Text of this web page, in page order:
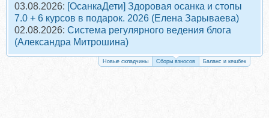
03.08.2026: [ОсанкаДети] Здоровая осанка и стопы
7.0 + 6 курсов в подарок. 2026 (Елена Зарываева)
02.08.2026: Система регулярного ведения блога
(Александра Митрошина)
Новые складчины Сборы взносов Баланс и кешбек